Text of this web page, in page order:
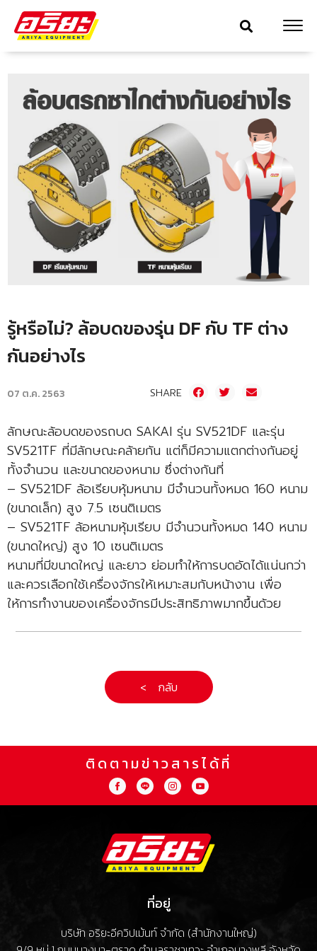
รู้หรือไม่? ล้อบดของรุ่น DF กับ TF ต่าง
กันอย่างไร
07 ต.ค. 2563 SHARE
ลักษณะล้อบดของรถบด SAKAI รุ่น SV521DF และรุ่น
SV521TF ที่มีลักษณะคล้ายกัน แต่ก็มีความแตกต่างกันอยู่
ทั้งจำนวน และขนาดของหนาม ซึ่งต่างกันที่
– SV521DF ล้อเรียบหุ้มหนาม มีจำนวนทั้งหมด 160 หนาม
(ขนาดเล็ก) สูง 7.5 เซนติเมตร
– SV521TF ล้อหนามหุ้มเรียบ มีจำนวนทั้งหมด 140 หนาม
(ขนาดใหญ่) สูง 10 เซนติเมตร
หนามที่มีขนาดใหญ่ และยาว ย่อมทำให้การบดอัดได้แน่นกว่า
และควรเลือกใช้เครื่องจักรให้เหมาะสมกับหน้างาน เพื่อ
ให้การทำงานของเครื่องจักรมีประสิทธิภาพมากขึ้นด้วย
< กลับ
ติดตามข่าวสารได้ที่
ที่อยู่
บริษัท อริยะอีควิปเม้นท์ จำกัด (สำนักงานใหญ่)